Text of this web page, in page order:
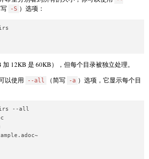
写 -S ）选项：
12KB 是 60KB），但每个目录被独立处理。
以使用
--all （简写 -a ）选项，它显示每个目
dirs --all